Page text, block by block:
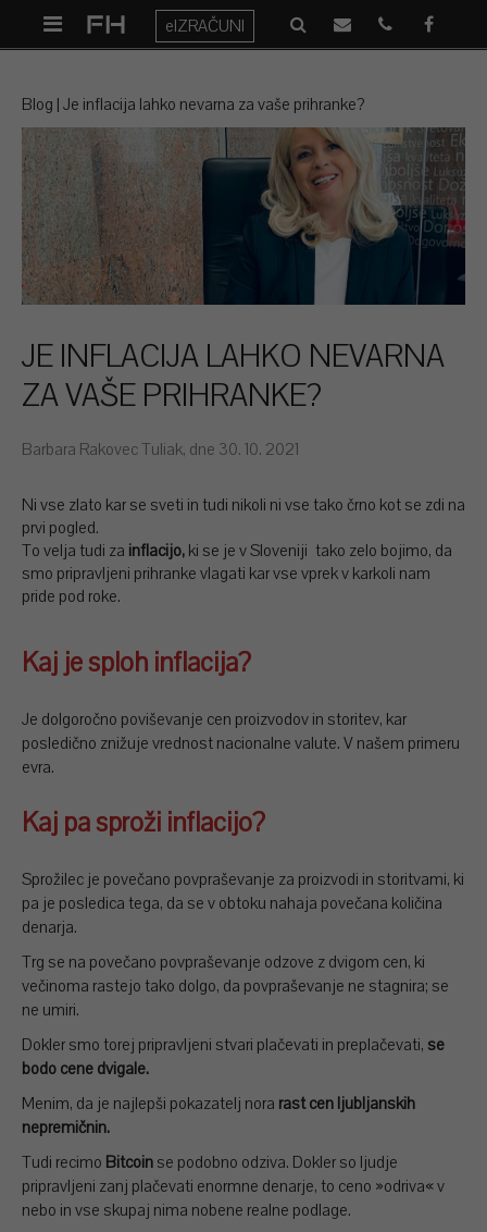
eIZRAČUNI
Blog Je inflacija lahko nevarna za vaše prihranke?
JE INFLACIJA LAHKO NEVARNA
ZA VAŠE PRIHRANKE?
Barbara Rakovec Tuliak, dne 30. 10. 2021
Ni vse zlato kar se sveti in tudi nikoli ni vse tako črno kot se zdi na
prvi pogled.
To velja tudi za inflacijo, ki se je v Sloveniji tako zelo bojimo, da
smo pripravljeni prihranke vlagati kar vse vprek v karkoli nam
pride pod roke.
Kaj je sploh inflacija?
Je dolgoročno poviševanje cen proizvodov in storitev, kar
posledično znižuje vrednost nacionalne valute. V našem primeru
evra.
Kaj pa sproži inflacijo?
Sprožilec je povečano povpraševanje za proizvodi in storitvami, ki
pa je posledica tega, da se v obtoku nahaja povečana količina
denarja.
Trg se na povečano povpraševanje odzove z dvigom cen, ki
večinoma rastejo tako dolgo, da povpraševanje ne stagnira; se
ne umiri.
Dokler smo torej pripravljeni stvari plačevati in preplačevati, se
bodo cene dvigale.
Menim, da je najlepši pokazatelj nora rast cen ljubljanskih
nepremičnin.
Tudi recimo Bitcoin se podobno odziva. Dokler so ljudje
pripravljeni zanj plačevati enormne denarje, to ceno »odriva« v
nebo in vse skupaj nima nobene realne podlage.